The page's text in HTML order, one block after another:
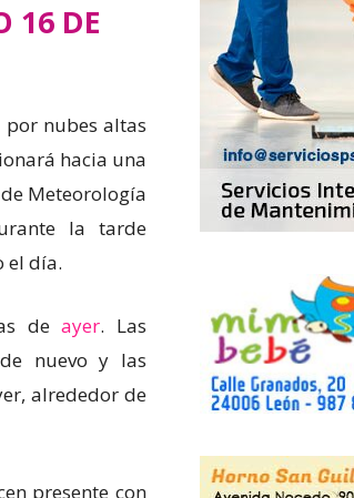
16 DE
nubes altas
hacia una
Meteorología
la tarde
el día.
deayer. Las
nuevo y las
alrededor de
presente con